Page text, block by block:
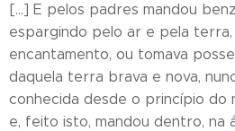
[...] E pelos padres mandou
espargindo pelo ar e pela
encantamento, ou tomava
daquela terra brava e nova,
conhecida desde o princípio do
e, feito isto, mandou dentro, na